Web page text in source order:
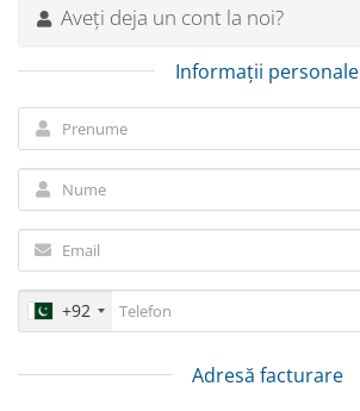
Aveți deja un cont la noi?
Informații personale
+92
Adresă facturare